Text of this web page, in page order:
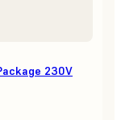
230V